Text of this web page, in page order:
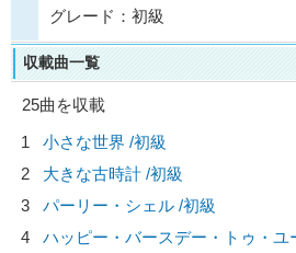
グレード：初級
収載曲一覧
25曲を収載
1
小さな世界 /初級
2
大きな古時計 /初級
3
パーリー・シェル /初級
4
ハッピー・バースデー・トゥ・ユ